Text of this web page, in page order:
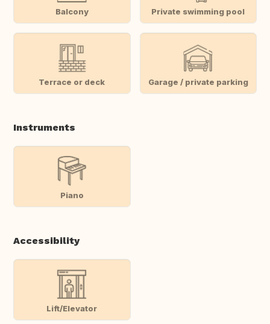
Balcony Private swimming pool
Terrace or deck Garage / private parking
Instruments
Piano
Accessibility
Lift/Elevator